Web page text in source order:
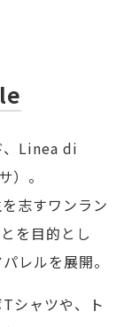
、Linea di
）。
志すワンラン
を目的とし
ルを展開。
シャツや、ト